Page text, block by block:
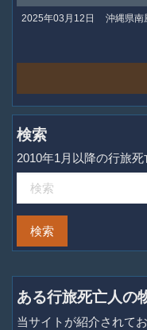
2025年03月12日 沖縄県南
検索
2010年1月以降の行旅
ある行旅死亡人の
当サイトが紹介されてお